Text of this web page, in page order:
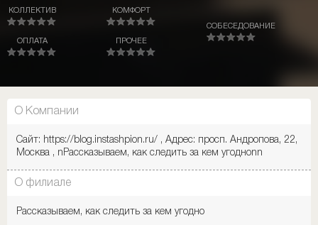
КОЛЛЕКТИВ
ОПЛАТА
КОМФОРТ
ПРОЧЕЕ
СОБЕСЕДОВАНИЕ
О Компании
Сайт: https://blog.instashpion.ru/ , Адрес: просп. Андропова, 22,
Москва , nРассказываем, как следить за кем угодноnn
О филиале
Рассказываем, как следить за кем угодно